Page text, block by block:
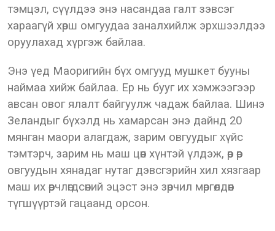
тэмцэл, сүүлдээ энэ насандаа галт зэвсэг
хараагүй хөрш омгуудаа заналхийлж эрхшээлдээ
оруулахад хүргэж байлаа.
Энэ үед Маоригийн бүх омгууд мушкет бууны
наймаа хийж байлаа. Ер нь бууг их хэмжээгээр
авсан овог ялалт байгуулж чадаж байлаа. Шинэ
Зеландыг бүхэлд нь хамарсан энэ дайнд 20
мянган маори алагдаж, зарим овгуудыг хүйс
тэмтэрч, зарим нь маш цөөн хүнтэй үлдэж, өөр өөр
овгуудын хянадаг нутаг дэвсгэрийн хил хязгаар
маш их өөрчлөгдсөний эцэст энэ зөрчил мөргөлдөөн
түгшүүртэй гацаанд орсон.